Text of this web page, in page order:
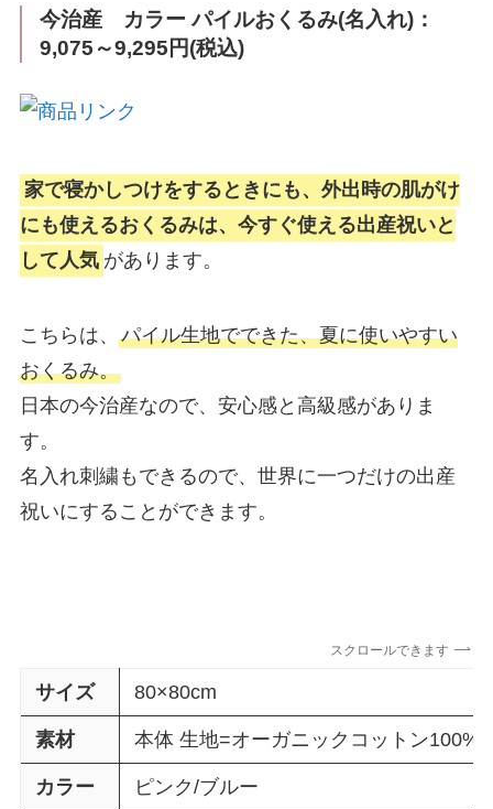
今治産 カラー パイルおくるみ(名入れ)：
9,075～9,295円(税込)
家で寝かしつけをするときにも、外出時の肌がけ
にも使えるおくるみは、今すぐ使える出産祝いと
して人気 があります。
こちらは、 パイル生地でできた、夏に使いやすい
おくるみ。
日本の今治産なので、安心感と高級感がありま
す。
名入れ刺繍もできるので、世界に一つだけの出産
祝いにすることができます。
スクロールできます
サイズ 80×80cm
素材 本体 生地=オーガニックコットン100%(
カラー ピンク/ブルー